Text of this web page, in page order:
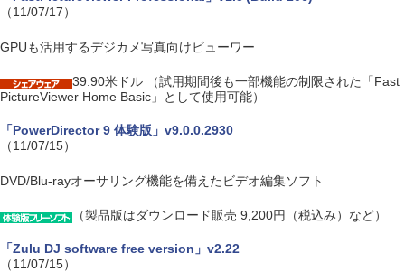
（11/07/17）
GPUも活用するデジカメ写真向けビューワー
39.90米ドル （試用期間後も一部機能の制限された「Fast
PictureViewer Home Basic」として使用可能）
「PowerDirector 9 体験版」v9.0.0.2930
（11/07/15）
DVD/Blu-rayオーサリング機能を備えたビデオ編集ソフト
（製品版はダウンロード販売 9,200円（税込み）など）
「Zulu DJ software free version」v2.22
（11/07/15）